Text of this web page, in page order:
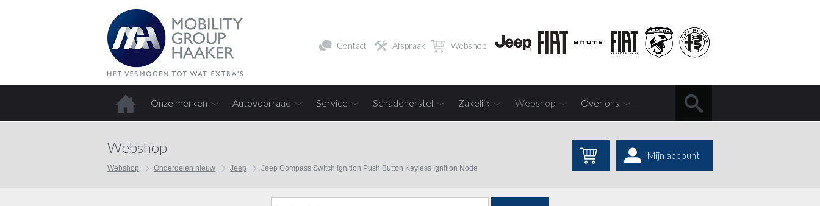
Contact Afspraak Webshop
Onze merken Autovoorraad Service Schadeherstel Zakelijk Webshop Over ons
Webshop
Webshop Onderdelen nieuw Jeep Jeep Compass Switch Ignition Push Button Keyless Ignition Node
Mijn account